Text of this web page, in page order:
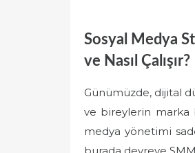
Sosyal Medya
ve Nasıl Çalışır?
Günümüzde, dijital
ve bireylerin marka
medya yönetimi